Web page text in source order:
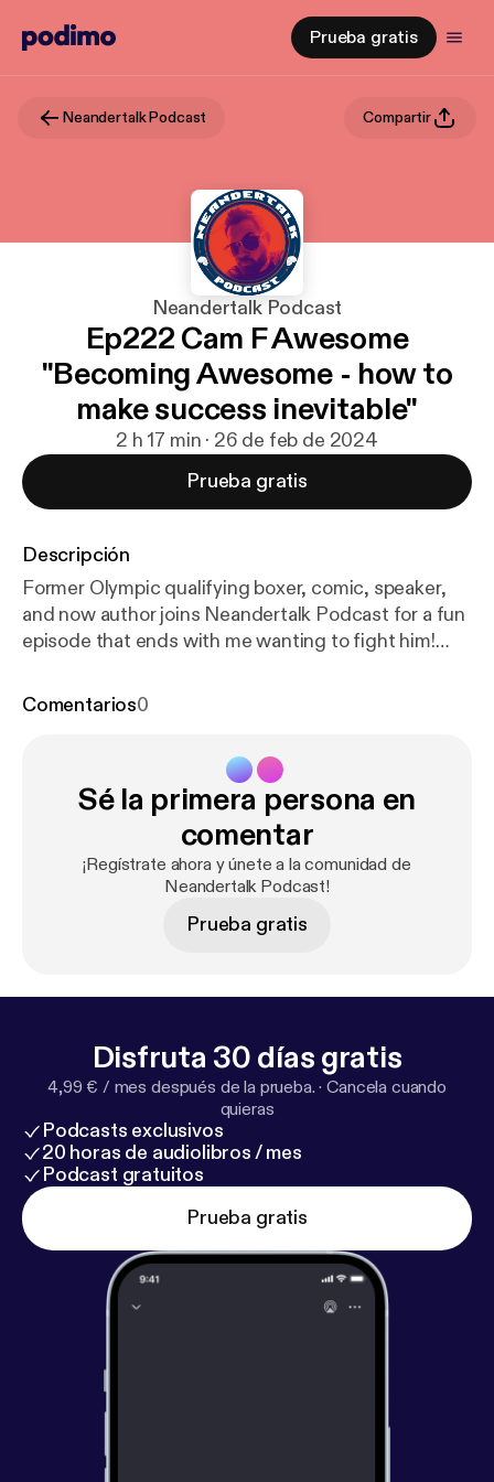
Prueba gratis
Neandertalk Podcast Compartir
Neandertalk Podcast
Ep222 Cam F Awesome
"Becoming Awesome - how to
make success inevitable"
2 h 17 min · 26 de feb de 2024
Prueba gratis
Descripción
Former Olympic qualifying boxer, comic, speaker,
and now author joins Neandertalk Podcast for a fun
episode that ends with me wanting to fight him!
and pick up his new book "Becoming Awesome how
podcast. Thanks for listening to Neandertalk
Podcast hosted by Ryan Westa
Comentarios0
Sé la primera persona en
comentar
¡Regístrate ahora y únete a la comunidad de
Neandertalk Podcast!
Prueba gratis
Disfruta 30 días gratis
4,99 € / mes después de la prueba. ·Cancela cuando
quieras
Podcasts exclusivos
20 horas de audiolibros / mes
Podcast gratuitos
Prueba gratis